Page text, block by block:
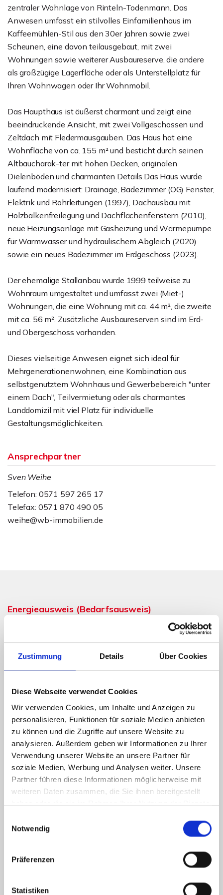
Zustimmung Details Über Cookies
Diese Webseite verwendet Cookies
Wir verwenden Cookies, um Inhalte und Anzeigen zu
personalisieren, Funktionen für soziale Medien anbieten
zu können und die Zugriffe auf unsere Website zu
analysieren. Außerdem geben wir Informationen zu Ihrer
Verwendung unserer Website an unsere Partner für
soziale Medien, Werbung und Analysen weiter. Unsere
Partner führen diese Informationen möglicherweise mit
weiteren Daten zusammen, die Sie ihnen bereitgestellt
haben oder die sie im Rahmen Ihrer Nutzung der Dienste
Notwendig
Präferenzen
Statistiken
zentraler Wohnlage von Rinteln-Todenmann. Das
Anwesen umfasst ein stilvolles Einfamilienhaus im
Kaffeemühlen-Stil aus den 30er Jahren sowie zwei
Scheunen, eine davon teilausgebaut, mit zwei
Wohnungen sowie weiterer Ausbaureserve, die andere
als großzügige Lagerfläche oder als Unterstellplatz für
Ihren Wohnwagen oder Ihr Wohnmobil.
Das Haupthaus ist äußerst charmant und zeigt eine
beeindruckende Ansicht, mit zwei Vollgeschossen und
Zeltdach mit Fledermausgauben. Das Haus hat eine
Wohnfläche von ca. 155 m² und besticht durch seinen
Altbaucharak-ter mit hohen Decken, originalen
Dielenböden und charmanten Details.Das Haus wurde
laufend modernisiert: Drainage, Badezimmer (OG) Fenster,
Elektrik und Rohrleitungen (1997), Dachausbau mit
Holzbalkenfreilegung und Dachflächenfenstern (2010),
neue Heizungsanlage mit Gasheizung und Wärmepumpe
für Warmwasser und hydraulischem Abgleich (2020)
sowie ein neues Badezimmer im Erdgeschoss (2023).
Der ehemalige Stallanbau wurde 1999 teilweise zu
Wohnraum umgestaltet und umfasst zwei (Miet-)
Wohnungen, die eine Wohnung mit ca. 44 m², die zweite
mit ca. 56 m². Zusätzliche Ausbaureserven sind im Erd-
und Obergeschoss vorhanden.
Dieses vielseitige Anwesen eignet sich ideal für
Mehrgenerationenwohnen, eine Kombination aus
selbstgenutztem Wohnhaus und Gewerbebereich "unter
einem Dach", Teilvermietung oder als charmantes
Landdomizil mit viel Platz für individuelle
Gestaltungsmöglichkeiten.
Ansprechpartner
Sven Weihe
Telefon: 0571 597 265 17
Telefax: 0571 870 490 05
weihe@wb-immobilien.de
Energieausweis (Bedarfsausweis)
195,80 kWh / (m²*a)
Weitere Informationen
Wesentlicher Energieträger
Gas
Energieausweis Ausstelldatum
2018-08-08
Energieausweis gültig bis
07.08.2028
Energieausweis Jahrgang
ab dem 1.5.2014
Energieausweis Gebäudeart
Wohngebäude
Befeuerung